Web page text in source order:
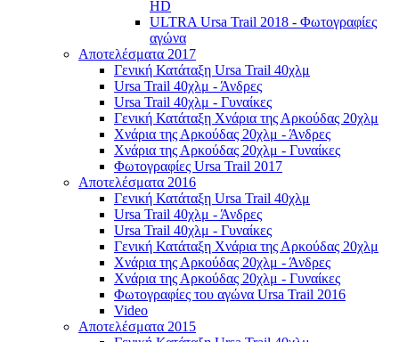
HD
ULTRA Ursa Trail 2018 - Φωτογραφίες
αγώνα
Αποτελέσματα 2017
Γενική Κατάταξη Ursa Trail 40χλμ
Ursa Trail 40χλμ - Άνδρες
Ursa Trail 40χλμ - Γυναίκες
Γενική Κατάταξη Χνάρια της Αρκούδας 20χλμ
Χνάρια της Αρκούδας 20χλμ - Άνδρες
Χνάρια της Αρκούδας 20χλμ - Γυναίκες
Φωτογραφίες Ursa Trail 2017
Αποτελέσματα 2016
Γενική Κατάταξη Ursa Trail 40χλμ
Ursa Trail 40χλμ - Άνδρες
Ursa Trail 40χλμ - Γυναίκες
Γενική Κατάταξη Χνάρια της Αρκούδας 20χλμ
Χνάρια της Αρκούδας 20χλμ - Άνδρες
Χνάρια της Αρκούδας 20χλμ - Γυναίκες
Φωτογραφίες του αγώνα Ursa Trail 2016
Video
Αποτελέσματα 2015